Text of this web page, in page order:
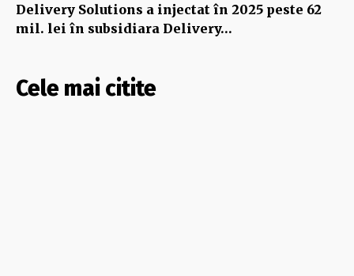
Delivery Solutions a injectat în 2025 peste 62
mil. lei în subsidiara Delivery…
Cele mai citite